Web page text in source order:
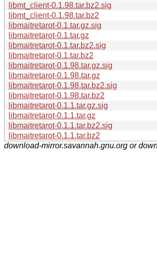
libmt_client-0.1.98.tar.bz2.sig
libmt_client-0.1.98.tar.bz2
libmaitretarot-0.1.tar.gz.sig
libmaitretarot-0.1.tar.gz
libmaitretarot-0.1.tar.bz2.sig
libmaitretarot-0.1.tar.bz2
libmaitretarot-0.1.98.tar.gz.sig
libmaitretarot-0.1.98.tar.gz
libmaitretarot-0.1.98.tar.bz2.sig
libmaitretarot-0.1.98.tar.bz2
libmaitretarot-0.1.1.tar.gz.sig
libmaitretarot-0.1.1.tar.gz
libmaitretarot-0.1.1.tar.bz2.sig
libmaitretarot-0.1.1.tar.bz2
download-mirror.savannah.gnu.org or